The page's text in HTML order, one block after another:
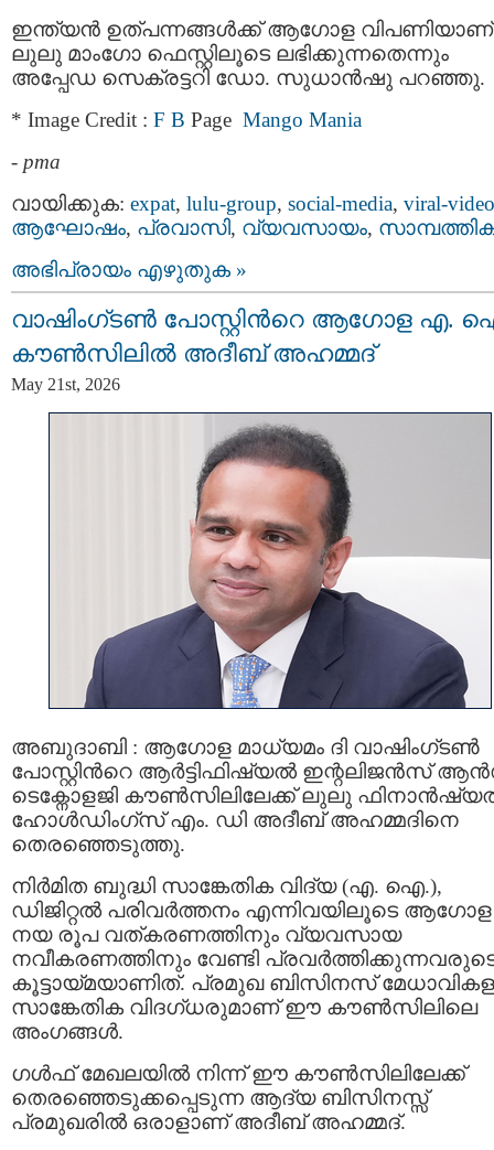
ഇന്ത്യന്‍ ഉത്പന്നങ്ങള്‍ക്ക് ആഗോള വിപണിയാണ്
ലുലു മാംഗോ ഫെസ്റ്റിലൂടെ ലഭിക്കുന്നതെന്നും
അപ്പേഡ സെക്രട്ടറി ഡോ. സുധാന്‍ഷു പറഞ്ഞു.
* Image Credit : F B Page Mango Mania
- pma
വായിക്കുക: expat, lulu-group, social-media, viral-video
ആഘോഷം, പ്രവാസി, വ്യവസായം,
അഭിപ്രായം എഴുതുക »
വാഷിംഗ്ടൺ പോസ്റ്റിന്‍റെ ആഗോള എ.
കൗൺസിലിൽ അദീബ് അഹമ്മദ്
May 21st, 2026
അബുദാബി : ആഗോള മാധ്യമം ദി വാഷിംഗ്ടൺ
പോസ്റ്റിന്‍റെ ആർട്ടിഫിഷ്യൽ ഇന്റലിജൻസ്
ടെക്നോളജി കൗൺസിലിലേക്ക് ലുലു
ഹോൾഡിംഗ്‌സ് എം. ഡി അദീബ് അഹമ്മദിനെ
തെരഞ്ഞെടുത്തു.
നിർമിത ബുദ്ധി സാങ്കേതിക വിദ്യ (എ. ഐ.),
ഡിജിറ്റൽ പരിവർത്തനം എന്നിവയിലൂടെ ആഗോള
നയ രൂപ വത്കരണത്തിനും വ്യവസായ
നവീകരണത്തിനും വേണ്ടി
കൂട്ടായ്മയാണിത്. പ്രമുഖ ബിസിനസ്
സാങ്കേതിക വിദഗ്ധരുമാണ് ഈ കൗൺസിലിലെ
അംഗങ്ങൾ.
ഗൾഫ് മേഖലയിൽ നിന്ന് ഈ കൗൺസിലിലേക്ക്
തെരഞ്ഞെടുക്കപ്പെടുന്ന ആദ്യ ബിസിനസ്സ്
പ്രമുഖരിൽ ഒരാളാണ് അദീബ് അഹമ്മദ്.